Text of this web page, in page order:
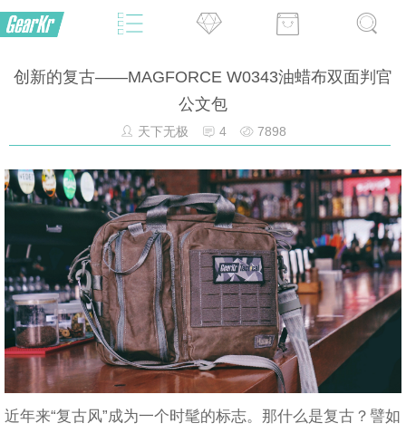
创新的复古——MAGFORCE W0343油蜡布双面判官
公文包
天下无极 4 7898
近年来“复古风”成为一个时髦的标志。那什么是复古？譬如